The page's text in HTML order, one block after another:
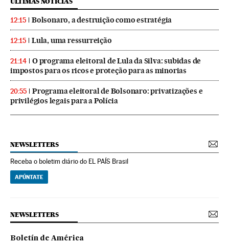
12:15 Bolsonaro, a destruição como estratégia
12:15 Lula, uma ressurreição
21:14
O programa eleitoral de Lula da Silva: subidas de
impostos para os ricos e proteção para as minorias
20:55
Programa eleitoral de Bolsonaro: privatizações e
privilégios legais para a Polícia
NEWSLETTERS
Receba o boletim diário do EL PAÍS Brasil
APÚNTATE
NEWSLETTERS
Boletín de América